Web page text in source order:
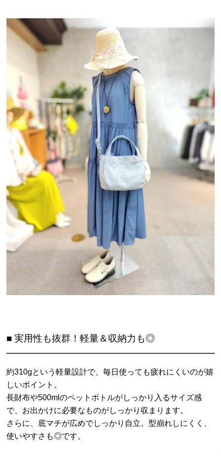
■ 実用性も抜群！軽量＆収納力も◎
約310gという軽量設計で、毎日使っても疲れにくいのが嬉
しいポイント。
長財布や500mlのペットボトルがしっかり入るサイズ感
で、お出かけに必要なものがしっかり収まります。
さらに、底マチが広めでしっかり自立。型崩れしにくく、
使いやすさも◎です。